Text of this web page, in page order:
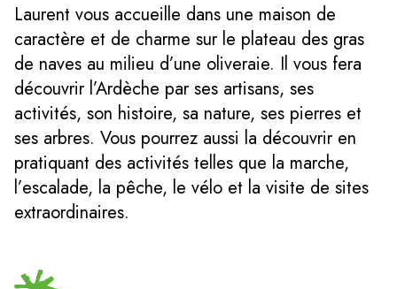
Laurent vous accueille dans une maison de
caractère et de charme sur le plateau des gras
de naves au milieu d’une oliveraie. Il vous fera
découvrir l’Ardèche par ses artisans, ses
activités, son histoire, sa nature, ses pierres et
ses arbres. Vous pourrez aussi la découvrir en
pratiquant des activités telles que la marche,
l’escalade, la pêche, le vélo et la visite de sites
extraordinaires.